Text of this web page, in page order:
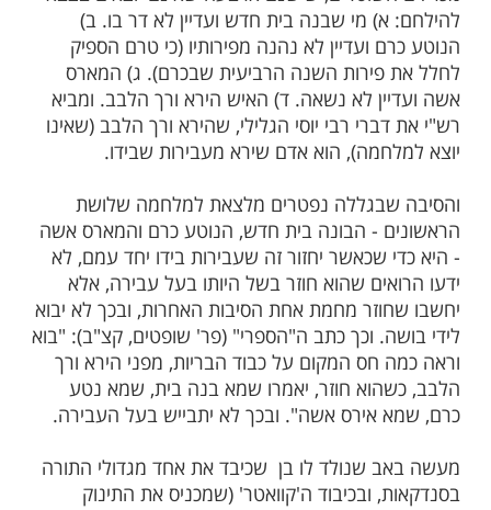
עוד תוכן חדש ומפתיע! התחברו לכל
שלנו בתהילים בלחיצה כאן >>>​
כתוב שטרם יציאת העם למלחמה,
שישנם ארבעה שאינם יוצאים בצבא
מי שבנה בית חדש ועדיין לא דר בו. ב)
ועדיין לא נהנה מפירותיו (כי טרם הספיק
השנה הרביעית שבכרם). ג) המארס
לא נשאה. ד) האיש הירא ורך הלבב. ומביא
רבי יוסי הגלילי, שהירא ורך הלבב (שאינו
הוא אדם שירא מעבירות שבידו.
נפטרים מלצאת למלחמה שלושת